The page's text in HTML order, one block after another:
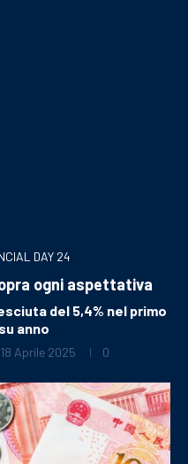
DAY 24
ogni aspettativa
del 5,4% nel primo
anno
18 Aprile 2025 0